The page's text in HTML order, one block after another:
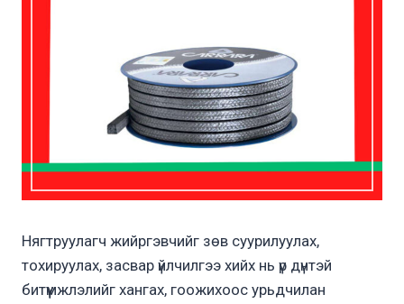
Нягтруулагч жийргэвчийг зөв суурилуулах,
тохируулах, засвар үйлчилгээ хийх нь үр дүнтэй
битүүмжлэлийг хангах, гоожихоос урьдчилан